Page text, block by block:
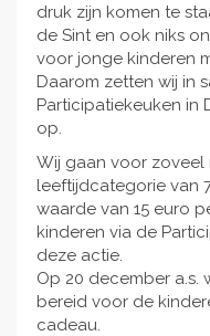
druk zijn komen te
de Sint en ook niks
voor jonge kinderen
Daarom zetten wij in
Participatiekeuken in
op.
Wij gaan voor zoveel
leeftijdcategorie van
waarde van 15 euro
kinderen via de
deze actie.
Op 20 december a.s.
bereid voor de
cadeau.